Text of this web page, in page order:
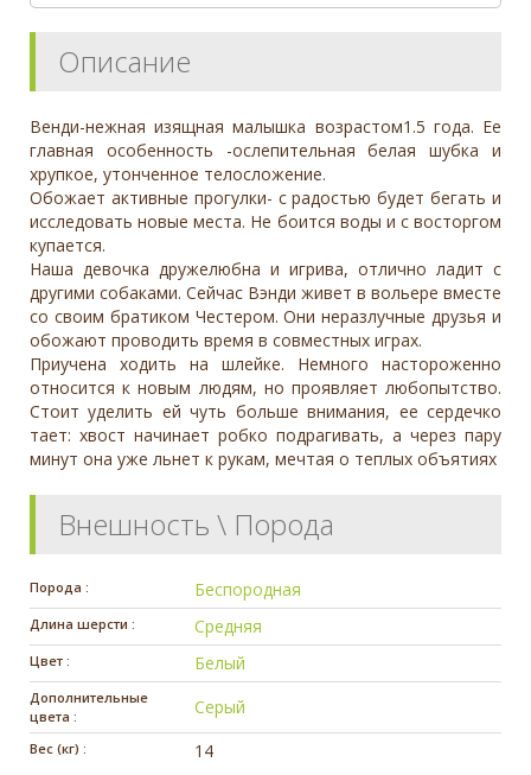
Описание
Венди-нежная изящная малышка возрастом1.5 года. Ее
главная особенность -ослепительная белая шубка и
хрупкое, утонченное телосложение.
Обожает активные прогулки- с радостью будет бегать и
исследовать новые места. Не боится воды и с восторгом
купается.
Наша девочка дружелюбна и игрива, отлично ладит с
другими собаками. Сейчас Вэнди живет в вольере вместе
со своим братиком Честером. Они неразлучные друзья и
обожают проводить время в совместных играх.
Приучена ходить на шлейке. Немного настороженно
относится к новым людям, но проявляет любопытство.
Стоит уделить ей чуть больше внимания, ее сердечко
тает: хвост начинает робко подрагивать, а через пару
минут она уже льнет к рукам, мечтая о теплых объятиях
Внешность \ Порода
Порода : Беспородная
Длина шерсти : Средняя
Цвет : Белый
Дополнительные
цвета :
Серый
Вес (кг) : 14